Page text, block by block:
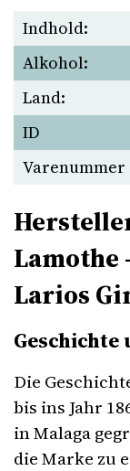
Indhold:
Alkohol:
Land:
ID
Varenummer
Lamothe
Larios
Geschichte
Die
bis ins Jahr
in Malaga
die Marke zu